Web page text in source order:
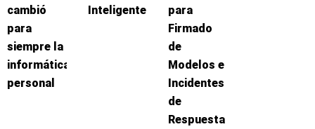
cambió
para
siempre la
informática
personal
Inteligente
para
Firmado
de
Modelos e
Incidentes
de
Respuesta